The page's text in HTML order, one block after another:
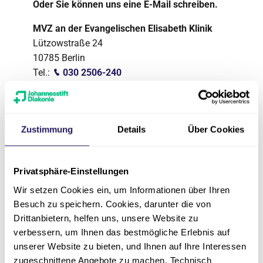
Zustimmung Details Über Cookies
Privatsphäre-Einstellungen
Wir setzen Cookies ein, um Informationen über Ihren
Besuch zu speichern. Cookies, darunter die von
Drittanbietern, helfen uns, unsere Website zu
verbessern, um Ihnen das bestmögliche Erlebnis auf
unserer Website zu bieten, und Ihnen auf Ihre Interessen
zugeschnittene Angebote zu machen. Technisch
Oder Sie können uns eine E-Mail schreiben.
MVZ an der Evangelischen Elisabeth Klinik
Lützowstraße 24
10785 Berlin
Tel.:
030 2506-240
E-Mail: